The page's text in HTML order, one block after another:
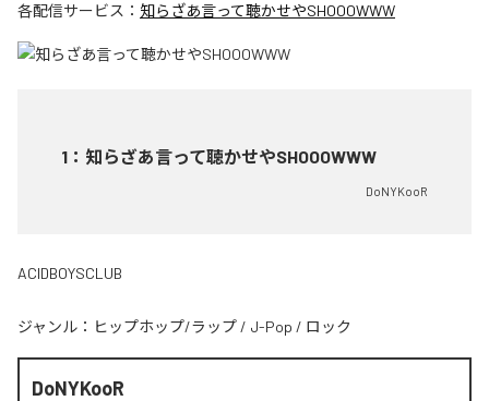
各配信サービス： 知らざあ言って聴かせやSHOOOWWW
1 ： 知らざあ言って聴かせやSHOOOWWW
DoNYKooR
ACIDBOYSCLUB
ジャンル： ヒップホップ/ラップ / J-Pop / ロック
DoNYKooR